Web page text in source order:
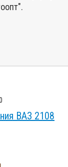
ВАЗ 2108